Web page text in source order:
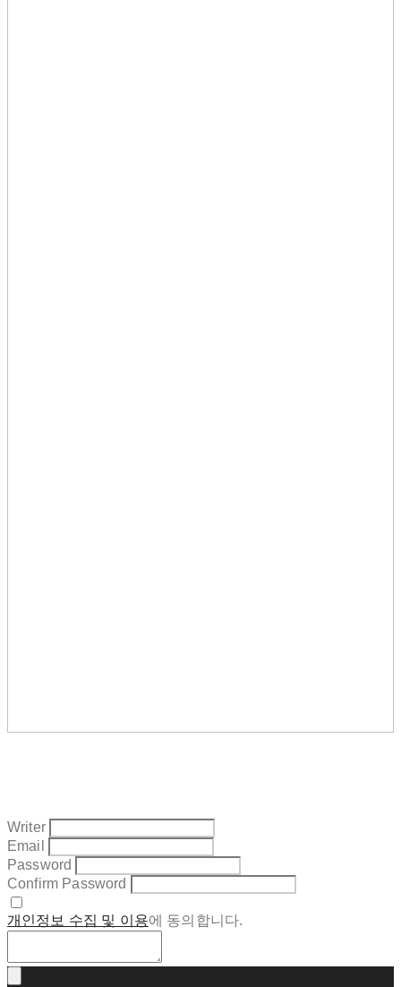
Writer
Email
Password
Confirm Password
개인정보 수집 및 이용에 동의합니다.